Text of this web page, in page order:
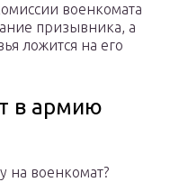
военкомата
призывника, а
ложится на его
в армию
на военкомат?